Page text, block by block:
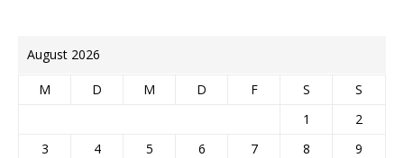
August 2026
M D M D F S
S
1
2
3
4 5 6 7 8
9